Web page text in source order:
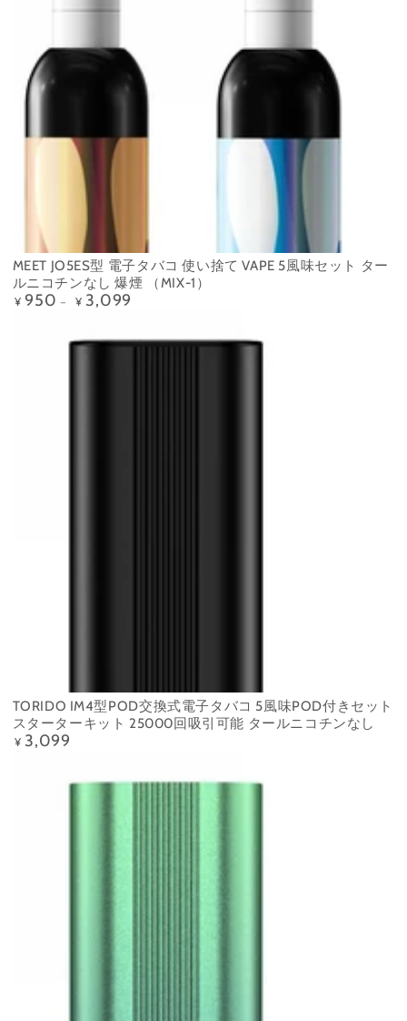
MEET JO5ES型 電子タバコ 使い捨て VAPE 5風味セット ター
ルニコチンなし 爆煙 （MIX-1）
定
¥ 950 ¥ 3,099
TORIDO IM4型POD交換式電子タバコ 5風味POD付きセット
スターターキット 25000回吸引可能 タールニコチンなし
定
¥ 3,099